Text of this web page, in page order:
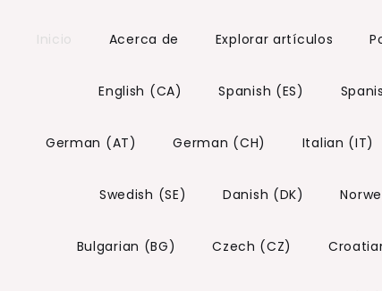
Inicio Acerca de Explorar artículos
English (CA) Spanish (ES)
German (AT) German (CH) Italian (IT)
Swedish (SE) Danish (DK)
Bulgarian (BG) Czech (CZ)